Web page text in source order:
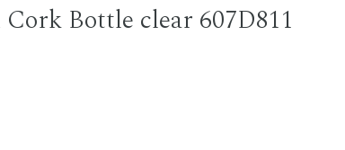
Bottle clear 607D811